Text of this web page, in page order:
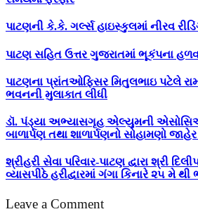
પાટણની કે.કે. ગર્લ્સ હાઇસ્કુલમાં નીરવ
પાટણ સહિત ઉત્તર ગુજરાતમાં ભૂકંપના
પાટણના પ્રાંતઓફિસર મિતુલભાઇ પટેલે
ભવનની મુલાકાત લીધી
ડૉ. પંડ્યા અભ્યાસગૃહ એલ્યુમની
બાળાર્પણ તથા શાળાર્પણનો સોહામણો
શ્રીહરી સેવા પરિવાર-પાટણ દ્વારા શ્રી
વ્યાસપીઠે હરીદ્વારમાં ગંગા કિનારે ૨૫ મે
Leave a Comment